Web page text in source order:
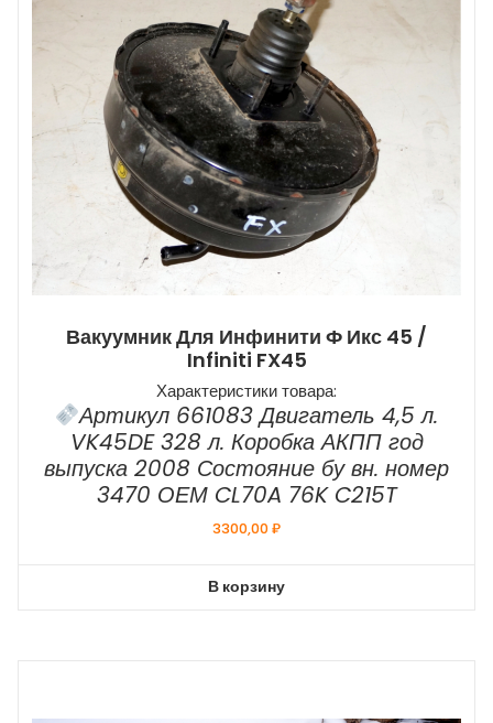
Вакуумник Для Инфинити Ф Икс 45 /
Infiniti FX45
Характеристики товара:
Артикул 661083 Двигатель 4,5 л.
VK45DE 328 л. Коробка АКПП год
выпуска 2008 Состояние бу вн. номер
3470 ОЕМ CL70A 76K C215T
3300,00₽
В корзину